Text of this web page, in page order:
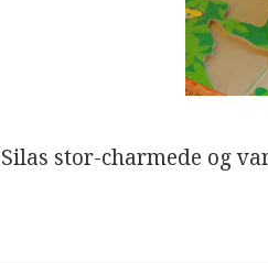
Silas stor-charmede og